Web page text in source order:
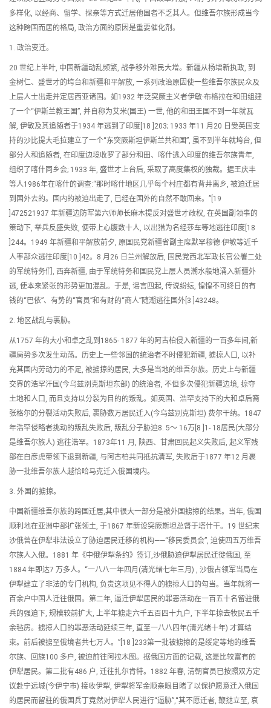
多样化, 以经商、留学、探亲等方式迁居他国者不乏其人。但维吾尔族形成当今
这种跨国而居的格局, 政治方面的原因是重要催化剂。
1. 政治变迁。
20 世纪上半叶, 中国新疆动乱频繁, 战争移外难民大增。新疆从杨增新执政, 到
金树仁、盛世才的垮台和新疆和平解放, 一系列政治原因使一些维吾尔族民众及
上层人士出走并定居西亚诸国。如1932 年泛突厥主义者伊敏·布格拉在和田组建
了一个“伊斯兰教王国”, 并自称为艾米(国王) 一世, 他的和田王国不到一年就瓦
解, 伊敏及其追随者于1934 年逃到了印度[18 ]203; 1933 年11 月20 日受英国支
持的沙比提大毛拉建立了一个“东突厥斯坦伊斯兰共和国”, 虽不到半年就垮台, 但
部分人和追随者, 在印度边境收罗了部分和田、喀什逃入印度的维吾尔族青年,
组织了喀什同乡会; 1933 年, 盛世才上台后, 采取了高度集权的独裁。据王庆丰
等人1986年在喀什的调查:“那时喀什地区几乎每个村庄都有背井离乡, 被迫迁居
到国外去的。国内的被迫出走了, 已经在国外的自然不敢回来。”[19
]472521937 年新疆边防军第六师师长麻木提反对盛世才政权, 在英国副领事的
策动下, 举兵反盛失败, 便带上心腹数十人, 以出猎为名经莎车等地逃往印度[18
]244。1949 年新疆和平解放前夕, 原国民党新疆省副主席默罕穆德·伊敏等近千
人率部众逃往印度[10 ]42。8 月26 日兰州解放后, 国民党西北军政长官公署二处
的军统特务们, 西奔新疆, 由于军统特务和国民党上层人员潮水般地涌入新疆外
逃, 使本来紧张的形势更加混乱。于是, 谣言四起, 传说纷纭, 惶惶不可终日的有
钱的“巴依”、有势的“官员”和有财的“商人”随潮逃往国外[3 ]43248。
2. 地区战乱与裹胁。
从1757 年的大小和卓之乱到1865- 1877 年的阿古柏侵入新疆的一百多年间,新
疆局势多次发生动荡。历史上一些邻国的统治者不时侵犯新疆, 掳掠人口, 以补
充其国内劳动力的不足, 被掳掠的居民, 大多是当地的维吾尔族。历史上与新疆
交界的浩罕汗国(今乌兹别克斯坦东部) 的统治者, 不但多次侵犯新疆边境, 掠夺
土地和人口, 而且支持以分裂为目的的叛乱。如英国、浩罕支持下的大和卓后裔
张格尔的分裂活动失败后, 裹胁数万居民迁入(今乌兹别克斯坦) 费尔干纳。1847
年浩罕侵略者挑动的叛乱失败后, 叛乱分子胁迫8. 5～ 16万[8 ]1- 18居民(大部分
是维吾尔族人) 逃往浩罕。1873年11 月, 陕西、甘肃回民起义失败后, 起义军残
部在白彦虎带领下退到新疆, 与阿古柏共同抵抗清军, 失败后于1877 年12 月裹
胁一批维吾尔族人越恰哈马克迁入俄国境内。
3. 外国的掳掠。
中国新疆维吾尔族的跨国迁居,其中很大一部分是被外国掳掠的结果。当年, 俄国
顺利地在亚洲中部扩张领土, 于1867 年新设突厥斯坦总督于塔什干。19 世纪末
沙俄曾在伊犁非法设立了胁迫居民迁移的机构——“移民委员会”, 迫使四五万维吾
尔族人入俄。1881 年《中俄伊犁条约》签订,沙俄胁迫伊犁居民迁徙俄国, 至
1884 年即达7 万多人。“一八八一年四月(清光绪七年三月) , 沙俄占领军当局在
伊犁建立了非法的专门机构, 负责这项见不得人的掳掠人口的勾当。当年就将一
百余户中国人迁往俄国。第二年, 逼迁伊犁居民的罪恶活动在一百五十名留驻俄
兵的强迫下, 规模较前扩大, 上半年掳走六千五百四十九户, 下半年掠去牧民五千
余毡房。掳掠人口的罪恶活动延续三年, 直至一八八四年(清光绪十年) 才算结
束。前后被掳至俄境者共七万人。”[18 ]233第一批被掳掠的是绥定等地的维吾
尔族、回族100 多户, 被迫前往阿拉木图。据俄国方面的记载, 这是比较富有的
伊犁居民。第二批有486 户, 迁往扎尔肯特。1882 年春, 清朝官员已按照双方定
议赴宁远城(今伊宁市) 接收伊犁, 伊犁将军金顺亲眼目睹了以保护愿意迁入俄国
的居民而留驻的俄国兵丁竟然对伊犁人民进行“逼胁”,“其不愿迁者, 鞭挞立至, 哀